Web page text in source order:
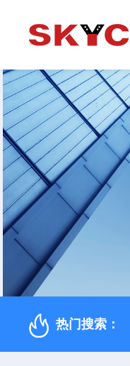
热门搜索：